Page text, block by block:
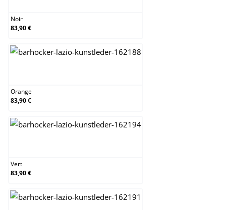
Noir
83,90 €
Orange
83,90 €
Vert
83,90 €